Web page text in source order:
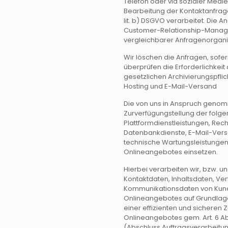
Bearbeitung der
lit. b) DSGVO verarbeitet. Die
Customer-Relationship-
vergleichbarer
Wir löschen die Anfragen,
überprüfen die Erforderlichkeit
gesetzlichen
Hosting und E-Mail-Versand
Die von uns in Anspruch
Zurverfügungstellung der
Plattformdienstleistungen,
Datenbankdienste, E-Mail-
technische
Onlineangebotes einsetzen.
Hierbei verarbeiten wir, bzw.
Kontaktdaten, Inhaltsdaten,
Kommunikationsdaten von
Onlineangebotes auf
einer effizienten und sicheren
Onlineangebotes gem. Art. 6